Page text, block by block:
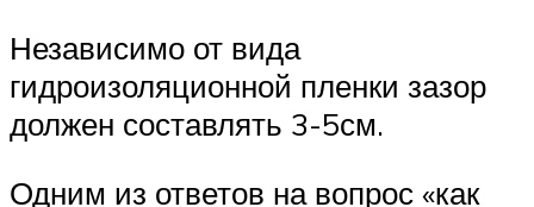
Независимо от вида
гидроизоляционной пленки зазор
должен составлять 3-5см.
Одним из ответов на вопрос «как